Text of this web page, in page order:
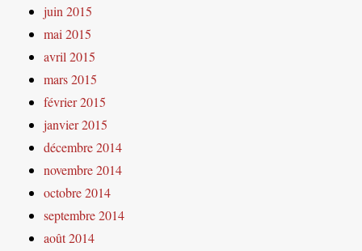
juin 2015
mai 2015
avril 2015
mars 2015
février 2015
janvier 2015
décembre 2014
novembre 2014
octobre 2014
septembre 2014
août 2014